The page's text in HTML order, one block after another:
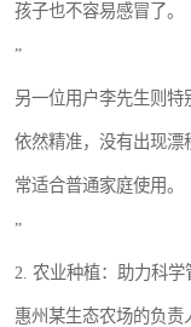
孩子也不容易感冒了。
”
另一位用户李先生则特
依然精准，没有出现漂
常适合普通家庭使用。
”
2. 农业种植：助力科学
惠州某生态农场的负